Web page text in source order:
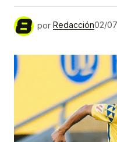
por Redacción02/